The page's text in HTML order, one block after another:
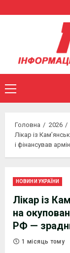
to
Primary
Menu
Головна 2026
Лікар із
і фінансував
НОВИНИ УКРАЇНИ
Лікар із
на
РФ —
1 місяць тому